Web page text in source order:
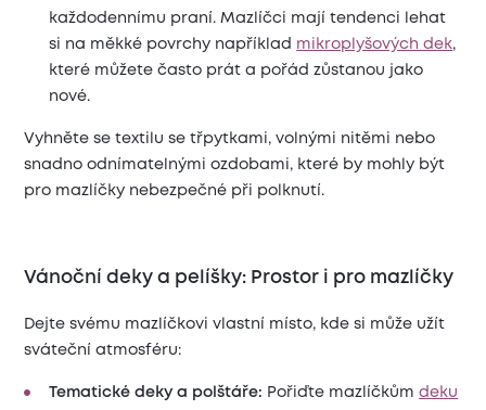
každodennímu praní. Mazlíčci mají tendenci lehat
si na měkké povrchy například mikroplyšových dek,
které můžete často prát a pořád zůstanou jako
nové.
Vyhněte se textilu se třpytkami, volnými nitěmi nebo
snadno odnímatelnými ozdobami, které by mohly být
pro mazlíčky nebezpečné při polknutí.
Vánoční deky a pelíšky: Prostor i pro mazlíčky
Dejte svému mazlíčkovi vlastní místo, kde si může užít
sváteční atmosféru:
Tematické deky a polštáře: Pořiďte mazlíčkůmdeku